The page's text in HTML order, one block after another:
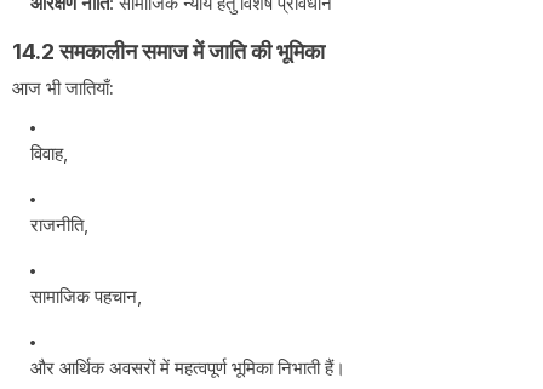
14.2 समकालीन समाज में जाति की भूमिका
आज भी जातियाँ:
विवाह,
राजनीति,
सामाजिक पहचान,
और आर्थिक अवसरों में महत्वपूर्ण भूमिका निभाती हैं।